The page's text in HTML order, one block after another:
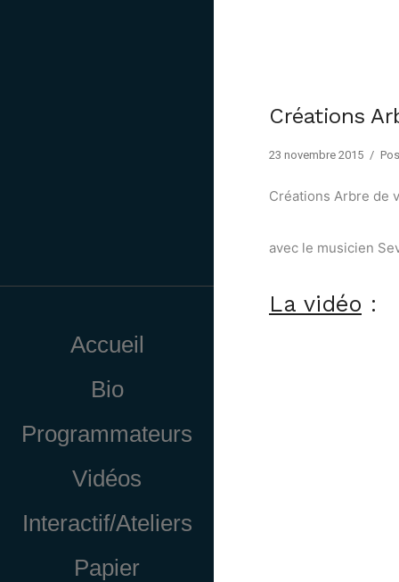
Accueil
Bio
Programmateurs
Vidéos
Interactif/Ateliers
Papier
Créations
23 novembre 2015 /
Créations Arbre de
avec le musicien
La vidéo :